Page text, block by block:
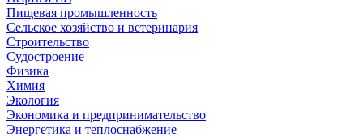
Пищевая промышленность
Сельское хозяйство и ветеринария
Строительство
Судостроение
Физика
Химия
Экология
Экономика и предпринимательство
Энергетика и теплоснабжение